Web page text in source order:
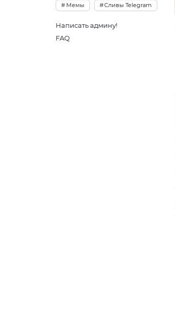
Мемы Сливы Telegram
Написать админу!
FAQ